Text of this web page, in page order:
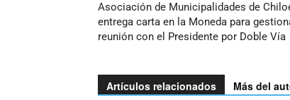
Asociación de Municipalidades de
entrega carta en la Moneda para
reunión con el Presidente por Doble Vía
Artículos relacionados Más del